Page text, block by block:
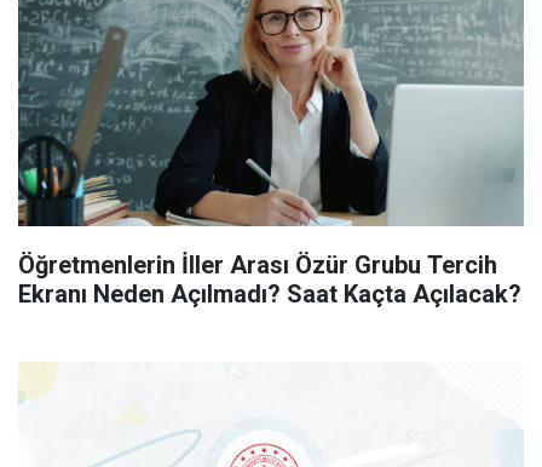
Öğretmenlerin İller Arası Özür Grubu Tercih
Ekranı Neden Açılmadı? Saat Kaçta Açılacak?